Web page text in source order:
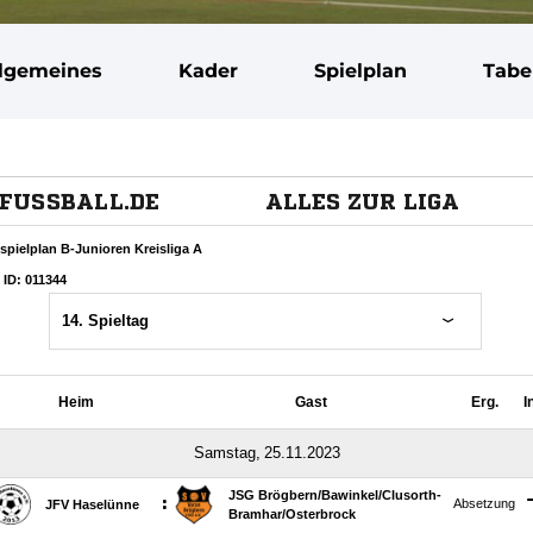
Kader Spielplan